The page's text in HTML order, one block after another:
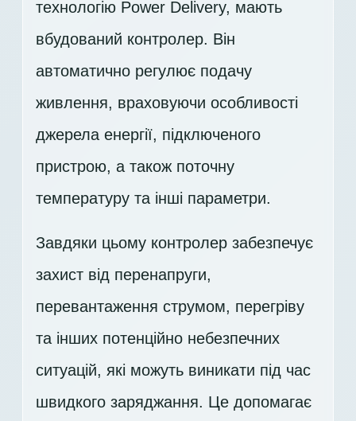
технологію Power Delivery, мають
вбудований контролер. Він
автоматично регулює подачу
живлення, враховуючи особливості
джерела енергії, підключеного
пристрою, а також поточну
температуру та інші параметри.
Завдяки цьому контролер забезпечує
захист від перенапруги,
перевантаження струмом, перегріву
та інших потенційно небезпечних
ситуацій, які можуть виникати під час
швидкого заряджання. Це допомагає